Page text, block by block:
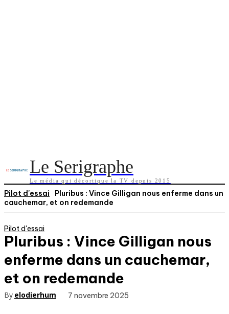
Le Serigraphe
Le média qui décortique la TV depuis 2015
Pilot d'essai
Pluribus : Vince Gilligan nous enferme dans un
cauchemar, et on redemande
Pilot d'essai
Pluribus : Vince Gilligan nous
enferme dans un cauchemar,
et on redemande
By elodierhum 7 novembre 2025